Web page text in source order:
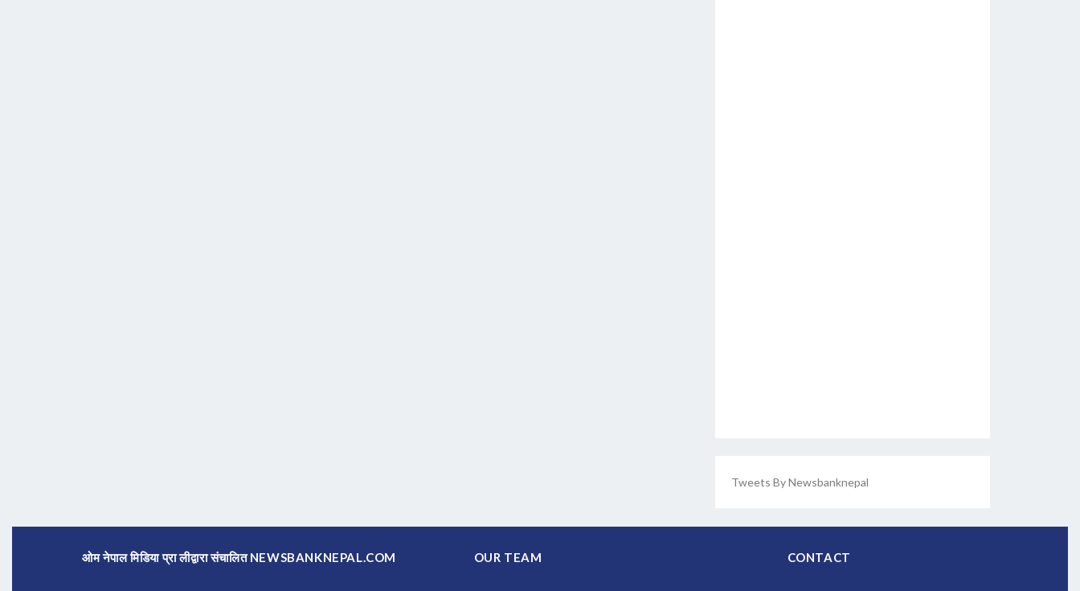
Tweets By Newsbanknepal
ओम नेपाल मिडिया प्रा लीद्वारा संचालित NEWSBANKNEPAL.COM OUR TEAM CONTACT